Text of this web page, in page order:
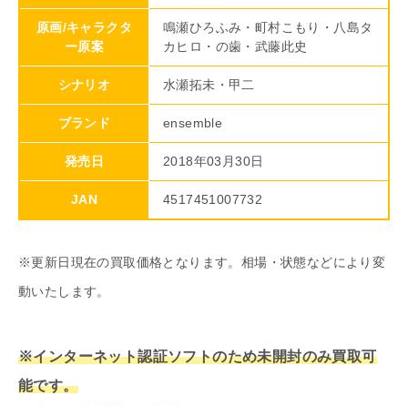
原画/キャラクタ
ー原案
鳴瀬ひろふみ・町村こもり・八島タ
カヒロ・の歯・武藤此史
シナリオ 水瀬拓未・甲二
ブランド ensemble
発売日 2018年03月30日
JAN 4517451007732
※更新日現在の買取価格となります。相場・状態などにより変
動いたします。
※インターネット認証ソフトのため未開封のみ買取可
能です。